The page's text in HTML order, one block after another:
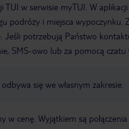
TUI w serwisie myTUI. W
podróży i miejsca wypoczynku.
Jeśli potrzebują Państwo
SMS-owo lub za pomocą czatu
się we własnym zakresie.
w cenę. Wyjątkiem są